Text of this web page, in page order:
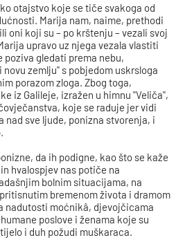
otajstvo koje se tiče svakoga od
Marija nam, naime, prethodi
oni koji su – po krštenju – vezali svoj
upravo uz njega vezala vlastiti
poziva gledati prema nebu,
zemlju" s pobjedom uskrsloga
porazom zloga. Zbog toga,
iz Galileje, izražen u himnu "Veliča",
koje se raduje jer vidi
nad sve ljude, ponizna stvorenja, i
da ih podigne, kao što se kaže
hvalospjev nas potiče na
bolnim situacijama, na
bremenom života i dramom
nadutosti moćnikâ, djevojčicama
poslove i ženama koje su
i duh požudi muškaraca.